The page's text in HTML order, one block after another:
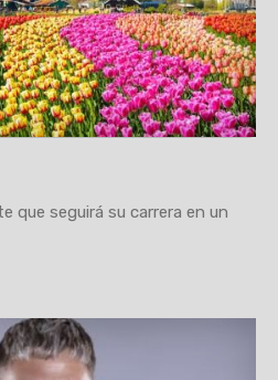
que seguirá su carrera en un